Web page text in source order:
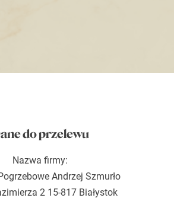
do przelewu
Nazwa firmy:
Andrzej Szmurło
2 15-817 Białystok